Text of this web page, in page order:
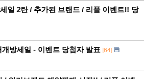
일 2탄 / 추가된 브랜드 / 리플 이벤트!! 당
개방세일 - 이벤트 당첨자 발표 [64]